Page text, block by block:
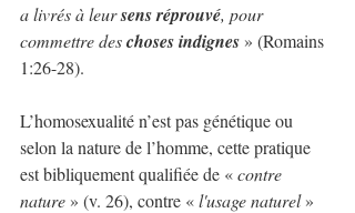
a livrés à leur sens réprouvé, pour
commettre des choses indignes » (Romains
1:26-28).
L’homosexualité n’est pas génétique ou
selon la nature de l’homme, cette pratique
est bibliquement qualifiée de « contre
nature » (v. 26), contre « l'usage naturel »